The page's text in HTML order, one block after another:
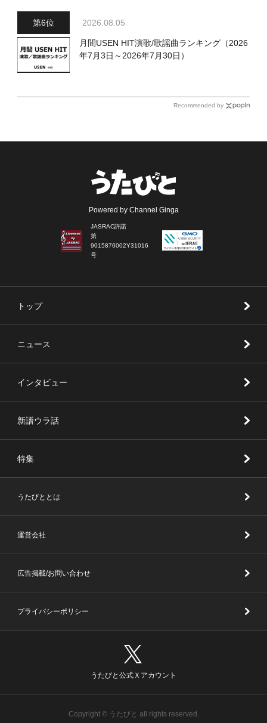
2026.08.05
月間USEN HIT演歌/歌謡曲ランキング（2026
年7月3日～2026年7月30日）
Recommended by
Powered by Channel Ginga
JASRAC許諾
第
9015876002Y31016
号
トップ
ニュース
インタビュー
新譜ウラ話
特集
うたびととは
運営会社
広告掲載/お問い合わせ
プライバシーポリシー
うたびと公式Ｘアカウント
Copyright © うたびと all rights reserved.